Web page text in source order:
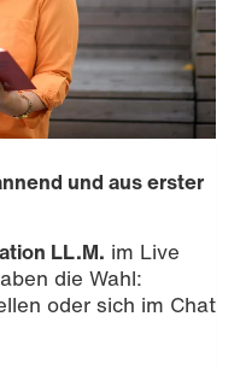
und aus erster
LL.M. im Live
die Wahl:
oder sich im Chat